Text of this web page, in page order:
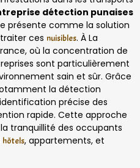
détection punaises
présente comme la solution
ces nuisibles. À La
où la concentration de
sont particulièrement
sain et sûr. Grâce
la détection
précise des
rapide. Cette approche
tranquillité des occupants
hôtels, appartements, et